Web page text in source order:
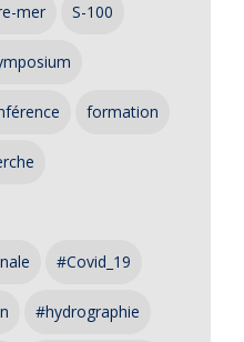
mer S-100
formation
#Covid_19
#hydrographie